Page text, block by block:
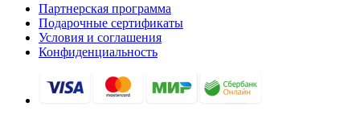
Партнерская программа
Подарочные сертификаты
Условия и соглашения
Конфиденциальность